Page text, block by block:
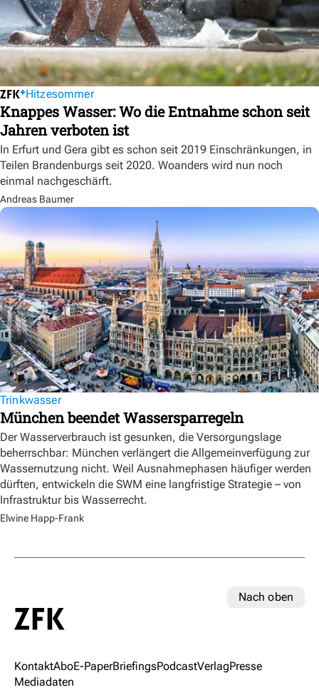
Hitzesommer
Knappes Wasser: Wo die Entnahme schon seit
Jahren verboten ist
In Erfurt und Gera gibt es schon seit 2019 Einschränkungen, in
Teilen Brandenburgs seit 2020. Woanders wird nun noch
einmal nachgeschärft.
Andreas Baumer
Trinkwasser
München beendet Wassersparregeln
Der Wasserverbrauch ist gesunken, die Versorgungslage
beherrschbar: München verlängert die Allgemeinverfügung zur
Wassernutzung nicht. Weil Ausnahmephasen häufiger werden
dürften, entwickeln die SWM eine langfristige Strategie – von
Infrastruktur bis Wasserrecht.
Elwine Happ-Frank
Nach oben
KontaktAboE-PaperBriefingsPodcastVerlagPresse
Mediadaten